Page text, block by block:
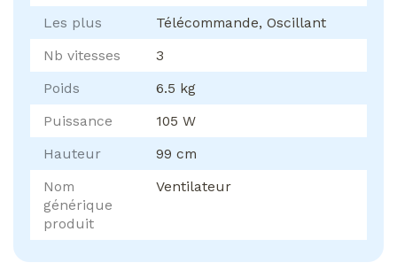
Les plus
Télécommande, Oscillant
Nb vitesses
3
Poids
6.5 kg
Puissance
105 W
Hauteur
99 cm
Nom
générique
produit
Ventilateur